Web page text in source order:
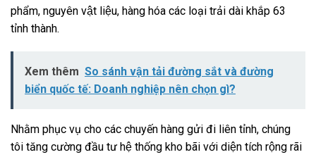
phẩm, nguyên vật liệu, hàng hóa các loại trải dài khắp 63
tỉnh thành.
Xem thêm So sánh vận tải đường sắt và đường
biển quốc tế: Doanh nghiệp nên chọn gì?
Nhằm phục vụ cho các chuyến hàng gửi đi liên tỉnh, chúng
tôi tăng cường đầu tư hệ thống kho bãi với diện tích rộng rãi